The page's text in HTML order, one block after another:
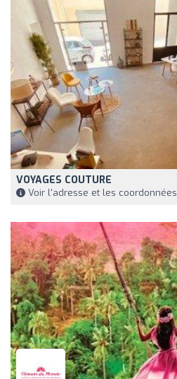
VOYAGES COUTURE
Voir l'adresse et les coordonnées